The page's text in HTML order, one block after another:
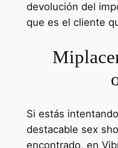
devolución del
que es el cliente
Si estás
destacable sex
encontrado, en